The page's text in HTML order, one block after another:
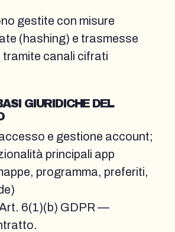
gestite con misure
(hashing) e trasmesse
canali cifrati
GIURIDICHE DEL
e gestione account;
principali app
programma, preferiti,
6(1)(b) GDPR —